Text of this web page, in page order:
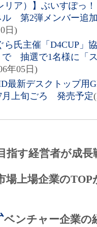
リア）】ぶいすぽっ
ル 第2弾メンバー追
日)
ら氏主催「D4CUP
抽選で1名様に「
年05日)
最新デスクトップ
月上旬ごろ 発売予定
指す経営者が成
場上場企業の
ベンチャー企業の